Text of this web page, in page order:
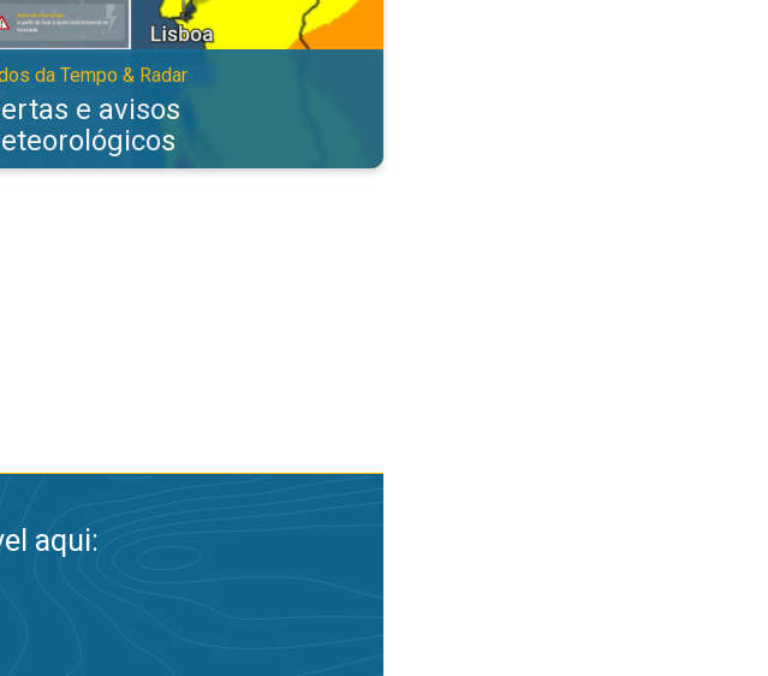
da Tempo & Radar
e avisos
aqui: